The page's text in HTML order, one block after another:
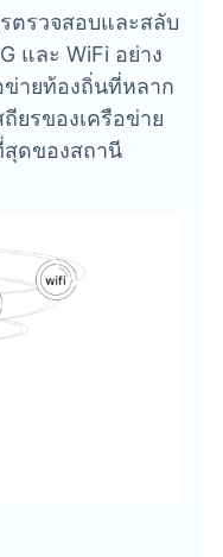
ตรวจสอบและสลับ
และ WiFi อย่าง
ายท้องถิ่นที่หลาก
ยรของเครือข่าย
ดของสถานี